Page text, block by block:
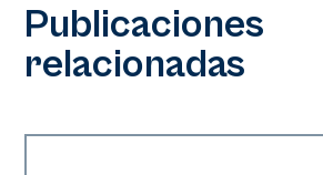
Publicaciones
relacionadas